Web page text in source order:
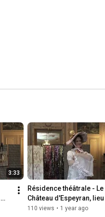
3:33
Résidence théâtrale - Le
Château d'Espeyran, lieu
d'accueil et de respect du
110 views • 1 year ago